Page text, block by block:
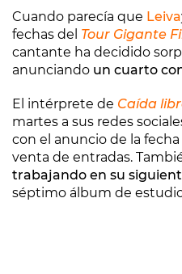
Cuando parecía que Leiva
fechas del Tour Gigante
cantante ha decidido
anunciando un cuarto
El intérprete de Caída
martes a sus redes
con el anuncio de la
venta de entradas.
trabajando en su
séptimo álbum de